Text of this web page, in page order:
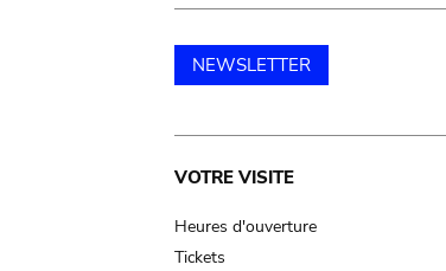
NEWSLETTER
Main
navigation
VOTRE VISITE
Heures d'ouverture
Tickets